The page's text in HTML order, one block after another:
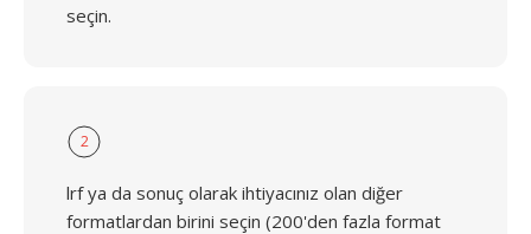
seçin.
2
lrf ya da sonuç olarak ihtiyacınız olan diğer
formatlardan birini seçin (200'den fazla format